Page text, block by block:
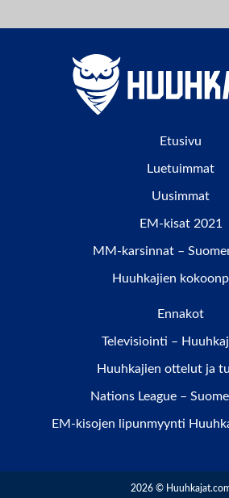
Etusivu
Luetuimmat
Uusimmat
EM-kisat 2021
MM-karsinnat –
Huuhkajien
Ennakot
Televisiointi –
Huuhkajien ottelut ja
Nations League –
EM-kisojen lipunmyynti
2026 ©